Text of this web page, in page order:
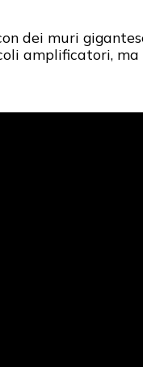
dei muri
amplificatori,